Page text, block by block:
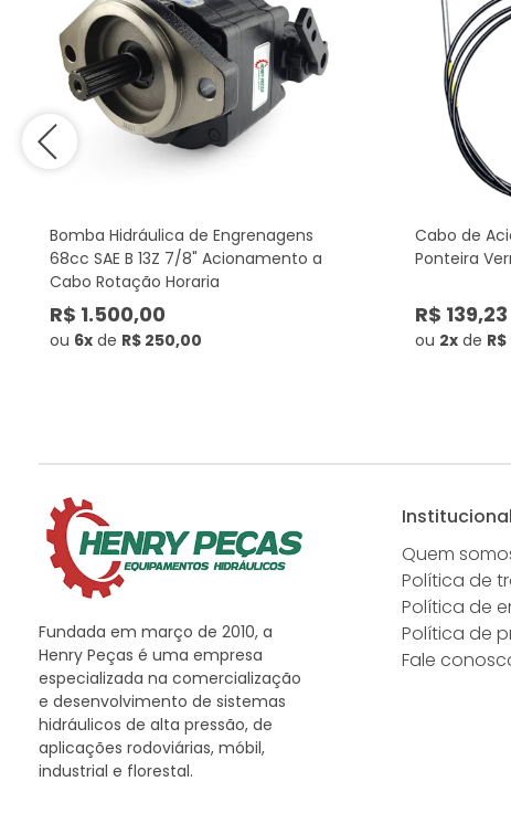
Bomba Hidráulica de Engrenagens
68cc SAE B 13Z 7/8" Acionamento a
Cabo Rotação Horaria
R$ 1.500,00
ou 6x de R$ 250,00
Cabo de
Ponteira
R$ 139,23
ou 2x de
Fundada em março de 2010, a
Henry Peças é uma empresa
especializada na comercialização
e desenvolvimento de sistemas
hidráulicos de alta pressão, de
aplicações rodoviárias, móbil,
industrial e florestal.
Institucional
Quem
Política de
Política de
Política de
Fale